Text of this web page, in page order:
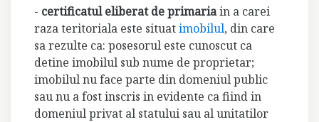
- certificatul eliberat de primariain a carei
raza teritoriala este situatimobilul, din care
sa rezulte ca: posesorul este cunoscut ca
detine imobilul sub nume de proprietar;
imobilul nu face parte din domeniul public
sau nu a fost inscris in evidente ca fiind in
domeniul privat al statului sau al unitatilor